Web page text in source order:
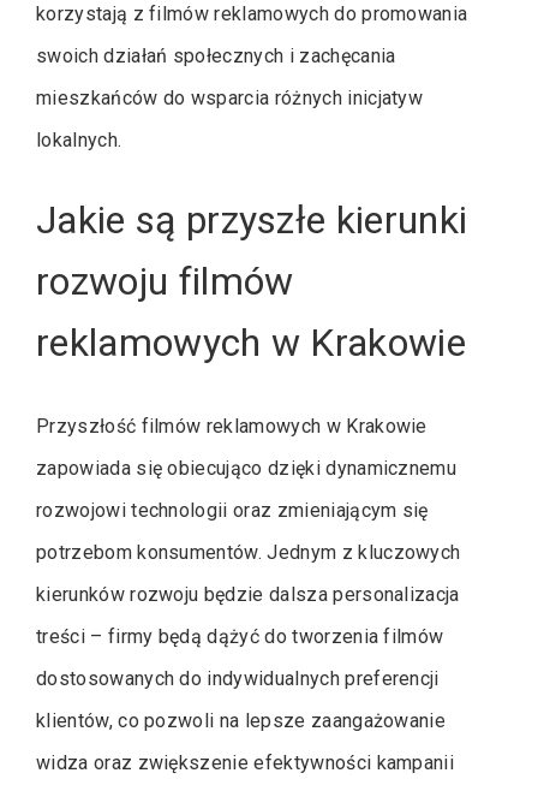
korzystają z filmów reklamowych do promowania
swoich działań społecznych i zachęcania
mieszkańców do wsparcia różnych inicjatyw
lokalnych.
Jakie są przyszłe kierunki
rozwoju filmów
reklamowych w Krakowie
Przyszłość filmów reklamowych w Krakowie
zapowiada się obiecująco dzięki dynamicznemu
rozwojowi technologii oraz zmieniającym się
potrzebom konsumentów. Jednym z kluczowych
kierunków rozwoju będzie dalsza personalizacja
treści – firmy będą dążyć do tworzenia filmów
dostosowanych do indywidualnych preferencji
klientów, co pozwoli na lepsze zaangażowanie
widza oraz zwiększenie efektywności kampanii